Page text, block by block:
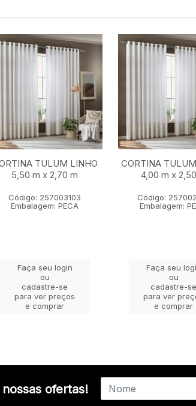
TULUM LINHO
5,50 m x 2,70 m
Código: 257003103
Embalagem: PECA
Faça seu login
ou
cadastre-se
para ver preços
e comprar
CORTINA
4,00 m x
Código:
Embalagem:
Faça seu
ou
cadastre-se
para ver
e comprar
ofertas!